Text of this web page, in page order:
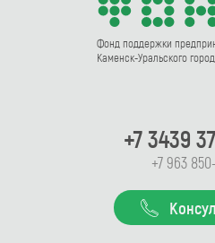
Фонд поддержки
Каменск-Уральского
+7 3439
+7 963